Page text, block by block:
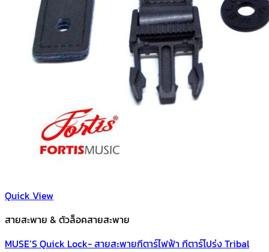
Quick View
สายสะพาย & ตัวล็อคสายสะพาย
MUSE’S Quick Lock- สายสะพายกีตาร์ไฟฟ้า กีตาร์โปร่ง Tribal